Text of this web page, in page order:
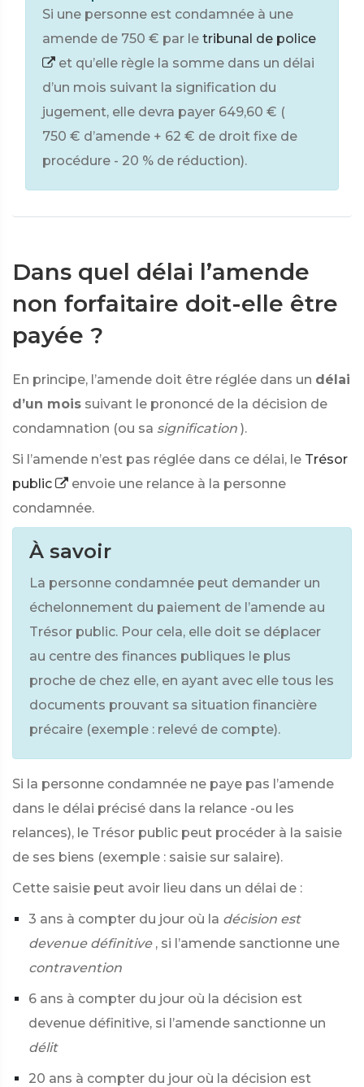
Si une personne est condamnée à une
amende de 750 € par le tribunal de police
et qu’elle règle la somme dans un délai
d’un mois suivant la signification du
jugement, elle devra payer 649,60 € (
750 € d’amende + 62 € de droit fixe de
procédure - 20 % de réduction).
Dans quel délai l’amende
non forfaitaire doit-elle être
payée ?
En principe, l’amende doit être réglée dans un délai
d’un mois suivant le prononcé de la décision de
condamnation (ou sa signification ).
Si l’amende n’est pas réglée dans ce délai, le Trésor
public
envoie une relance à la personne
condamnée.
À savoir
La personne condamnée peut demander un
échelonnement du paiement de l’amende au
Trésor public. Pour cela, elle doit se déplacer
au centre des finances publiques le plus
proche de chez elle, en ayant avec elle tous les
documents prouvant sa situation financière
précaire (exemple : relevé de compte).
Si la personne condamnée ne paye pas l’amende
dans le délai précisé dans la relance -ou les
relances), le Trésor public peut procéder à la saisie
de ses biens (exemple : saisie sur salaire).
Cette saisie peut avoir lieu dans un délai de :
3 ans à compter du jour où la décision est
devenue définitive , si l’amende sanctionne une
contravention
6 ans à compter du jour où la décision est
devenue définitive, si l’amende sanctionne un
délit
20 ans à compter du jour où la décision est